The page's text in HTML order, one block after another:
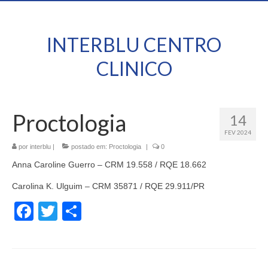
INTERBLU CENTRO
CLINICO
14
FEV 2024
Proctologia
por interblu | postado em: Proctologia | 0
Anna Caroline Guerro – CRM 19.558 / RQE 18.662
Carolina K. Ulguim – CRM 35871 / RQE 29.911/PR
Facebook
Twitter